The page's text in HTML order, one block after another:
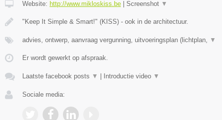
Website: http://www.mikloskiss.be Screenshot ▼
"Keep It Simple & Smart!" (KISS) - ook in de architectuur.
advies, ontwerp, aanvraag vergunning, uitvoeringsplan (lichtplan, ▼
Er wordt gewerkt op afspraak.
Laatste facebook posts ▼ Introductie video ▼
Sociale media: